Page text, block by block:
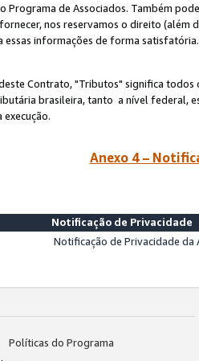
Programa de Associados. Também
nos reservamos o direito (além
essas informações de forma
Contrato, "Tributos" significa
brasileira, tanto a nível federal,
execução.
Anexo 4 –
Notificação de Privacidade
Notificação de Privacidade
Políticas do Programa